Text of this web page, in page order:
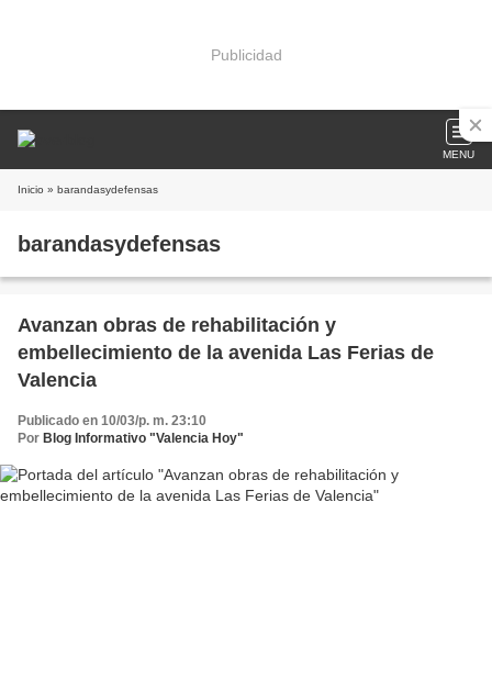
Publicidad
MENU
Inicio » barandasydefensas
barandasydefensas
Avanzan obras de rehabilitación y
embellecimiento de la avenida Las Ferias de
Valencia
Publicado en 10/03/p. m. 23:10
Por Blog Informativo "Valencia Hoy"